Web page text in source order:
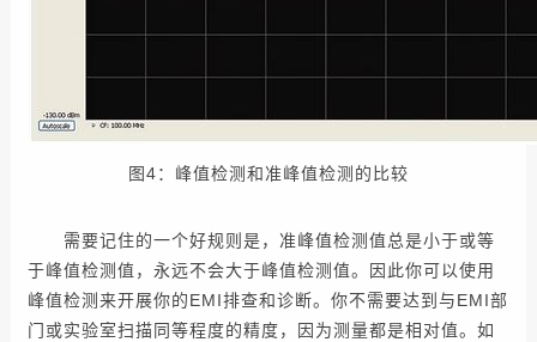
图4：峰值检测和准峰值检测的比较
需要记住的一个好规则是，准峰值检测值总是小于或等
于峰值检测值，永远不会大于峰值检测值。因此你可以使用
峰值检测来开展你的EMI排查和诊断。你不需要达到与EMI部
门或实验室扫描同等程度的精度，因为测量都是相对值。如